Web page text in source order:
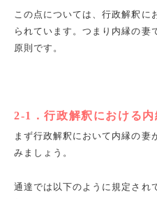
この点については、行政解釈に
られています。つまり内縁の妻
原則です。
2-1 ．行政解釈における
まず行政解釈において内縁の妻
みましょう。
通達では以下のように規定され